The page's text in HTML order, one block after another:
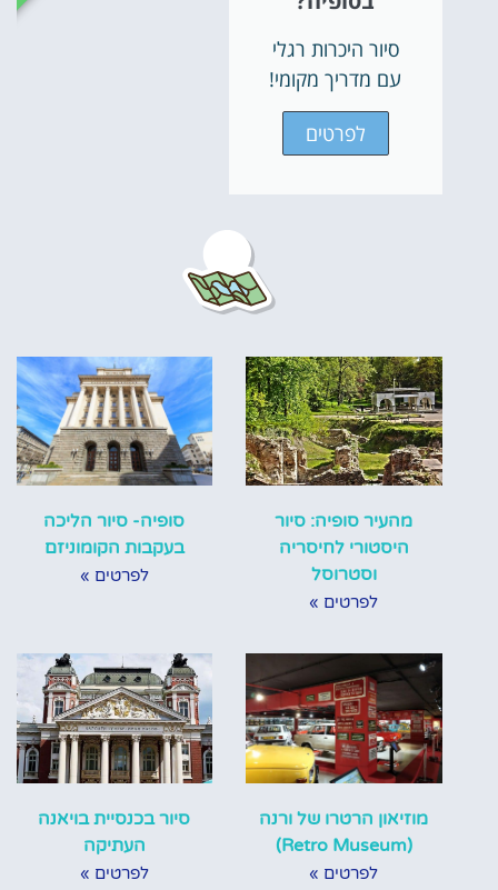
סיור היכרות רגלי
עם מדריך מקומי!
לפרטים
מהעיר סופיה: סיור
היסטורי לחיסריה
וסטרוסל
לפרטים »
סופיה- סיור הליכה
בעקבות הקומוניזם
לפרטים »
מוזיאון הרטרו של ורנה
(Retro Museum)
לפרטים »
סיור בכנסיית בויאנה
העתיקה
לפרטים »